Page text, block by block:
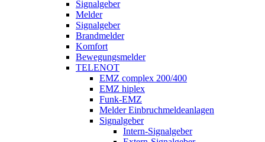
Signalgeber
Melder
Signalgeber
Brandmelder
Komfort
Bewegungsmelder
TELENOT
EMZ complex 200/400
EMZ hiplex
Funk-EMZ
Melder Einbruchmeldeanlagen
Signalgeber
Intern-Signalgeber